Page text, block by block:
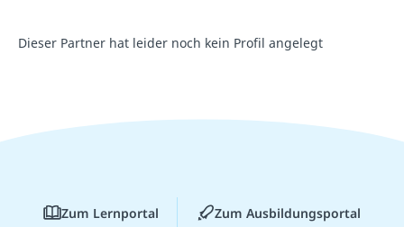
Dieser Partner hat leider noch kein Profil angelegt
Zum Lernportal Zum Ausbildungsportal